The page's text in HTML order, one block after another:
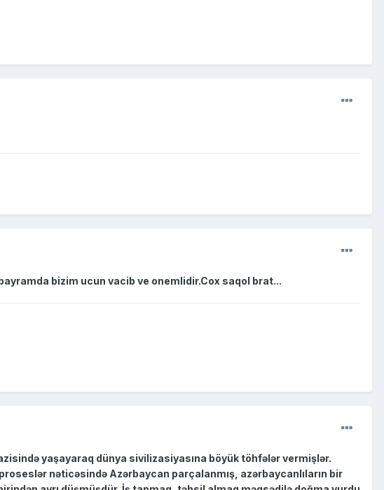
bizim ucun vacib ve onemlidir.Cox saqol brat...
yaşayaraq dünya sivilizasiyasına böyük töhfələr vermişlər.
nəticəsində Azərbaycan parçalanmış, azərbaycanlıların bir